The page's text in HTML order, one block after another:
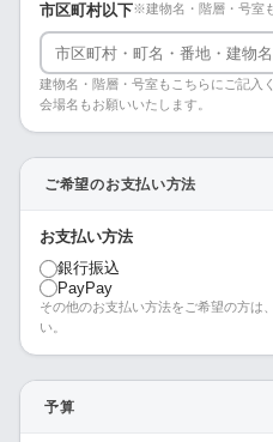
市区町村以下※建物名・階層・号室
建物名・階層・号室もこちらにご記入
会場名もお願いいたします。
ご希望のお支払い方法
お支払い方法
銀行振込
PayPay
その他のお支払い方法をご希望の方は
い。
予算